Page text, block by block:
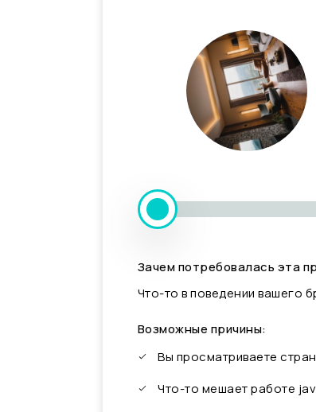
Зачем потребовалась эта
Что-то в поведении вашего
Возможные причины:
Вы просматриваете
Что-то мешает работе